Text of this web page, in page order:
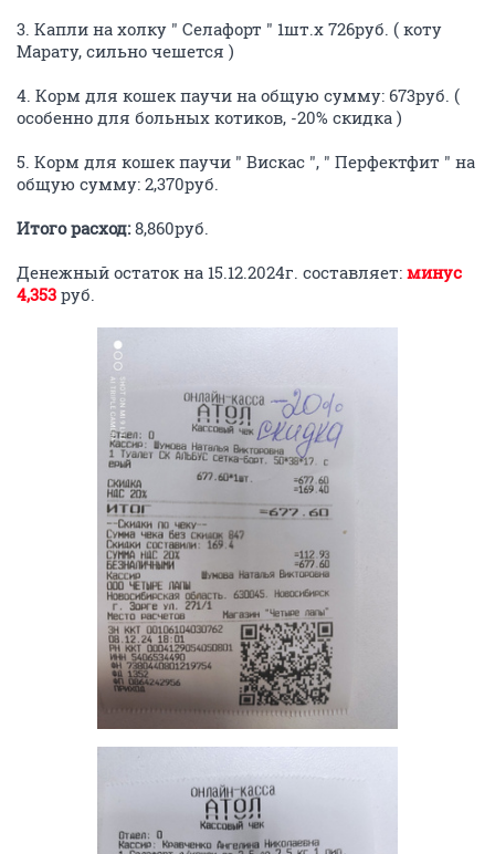
3. Капли на холку " Селафорт " 1шт.х 726руб. ( коту
Марату, сильно чешется )
4. Корм для кошек паучи на общую сумму: 673руб. (
особенно для больных котиков, -20% скидка )
5. Корм для кошек паучи " Вискас ", " Перфектфит " на
общую сумму: 2,370руб.
Итого расход:8,860руб.
Денежный остаток на 15.12.2024г. составляет: минус
4,353 руб.